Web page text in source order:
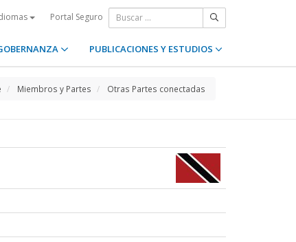
Portal Seguro
PUBLICACIONES Y ESTUDIOS
Miembros y Partes Otras Partes conectadas